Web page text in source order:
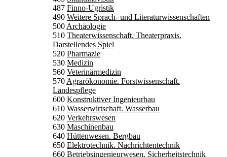
487 Finno-Ugristik
490 Weitere Sprach- und Literaturwissenschaften
500 Archäologie
510 Theaterwissenschaft. Theaterpraxis.
Darstellendes Spiel
520 Pharmazie
530 Medizin
560 Veterinärmedizin
570 Agrarökonomie. Forstwissenschaft.
Landespflege
600 Konstruktiver Ingenieurbau
610 Wasserwirtschaft. Wasserbau
620 Verkehrswesen
630 Maschinenbau
640 Hüttenwesen. Bergbau
650 Elektrotechnik. Nachrichtentechnik
660 Betriebsingenieurwesen. Sicherheitstechnik